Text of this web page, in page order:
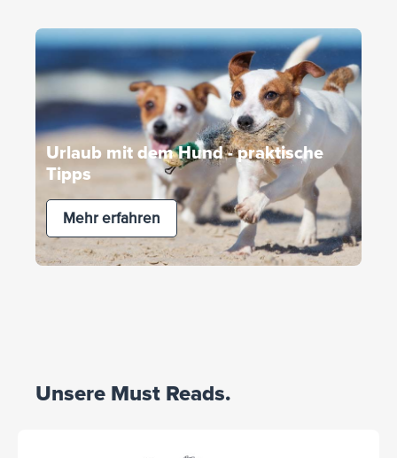
Urlaub mit dem Hund - praktische
Tipps
Mehr erfahren
Unsere Must Reads.